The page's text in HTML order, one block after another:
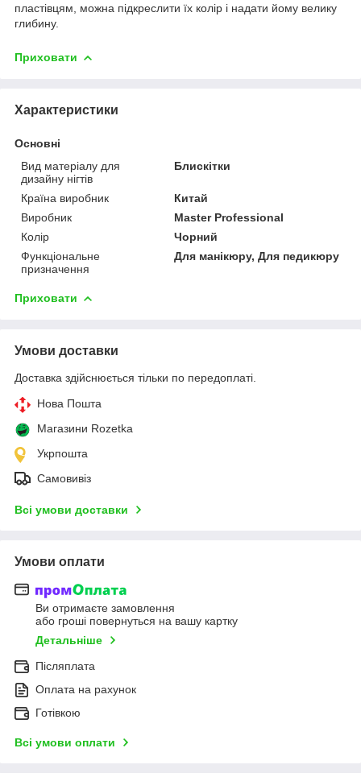
пластівцям, можна підкреслити їх колір і надати йому велику
глибину.
Приховати
Характеристики
Основні
Вид матеріалу для
дизайну нігтів
Блискітки
Країна виробник
Китай
Виробник
Master Professional
Колір
Чорний
Функціональне
призначення
Для манікюру, Для педикюру
Приховати
Умови доставки
Доставка здійснюється тільки по передоплаті.
Нова Пошта
Магазини Rozetka
Укрпошта
Самовивіз
Всі умови доставки
Умови оплати
Ви отримаєте замовлення
або гроші повернуться на вашу картку
Детальніше
Післяплата
Оплата на рахунок
Готівкою
Всі умови оплати